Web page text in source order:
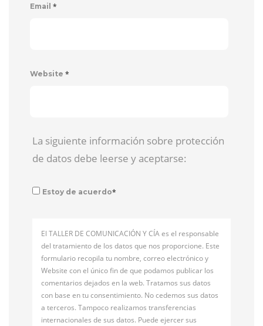
Email *
Website *
La siguiente información sobre protección
de datos debe leerse y aceptarse:
Estoy de acuerdo*
El TALLER DE COMUNICACIÓN Y CÍA es el responsable
del tratamiento de los datos que nos proporcione. Este
formulario recopila tu nombre, correo electrónico y
Website con el único fin de que podamos publicar los
comentarios dejados en la web. Tratamos sus datos
con base en tu consentimiento. No cedemos sus datos
a terceros. Tampoco realizamos transferencias
internacionales de sus datos. Puede ejercer sus